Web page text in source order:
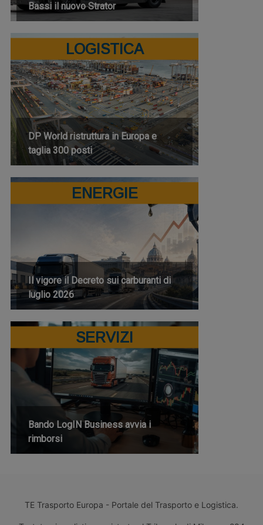
Bassi il nuovo Strator
LOGISTICA
DP World ristruttura in Europa e
taglia 300 posti
ENERGIE
Il vigore il Decreto sui carburanti di
luglio 2026
SERVIZI
Bando LogIN Business avvia i
rimborsi
TE Trasporto Europa - Portale del Trasporto e Logistica.